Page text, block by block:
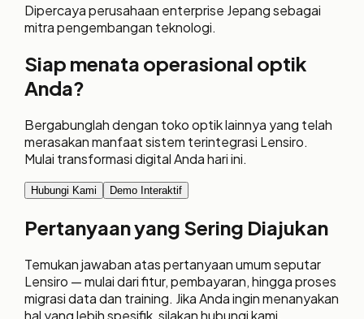
Dipercaya perusahaan enterprise Jepang sebagai
mitra pengembangan teknologi.
Siap menata operasional optik
Anda?
Bergabunglah dengan toko optik lainnya yang telah
merasakan manfaat sistem terintegrasi Lensiro.
Mulai transformasi digital Anda hari ini.
Hubungi Kami Demo Interaktif
Pertanyaan yang Sering Diajukan
Temukan jawaban atas pertanyaan umum seputar
Lensiro — mulai dari fitur, pembayaran, hingga proses
migrasi data dan training. Jika Anda ingin menanyakan
hal yang lebih spesifik, silakan hubungi kami.